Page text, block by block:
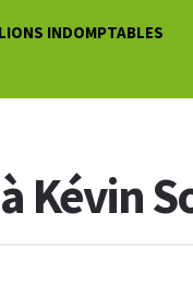
INDOMPTABLES
Kévin